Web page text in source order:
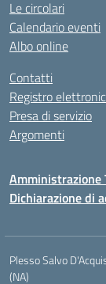
Le circolari
Calendario eventi
Albo online
Contatti
Registro
Presa di servizio
Argomenti
Amministrazione
Dichiarazione di
Plesso Salvo
(NA)